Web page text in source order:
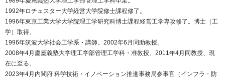
1992年ロチェスター大学経営大学院修士課程修了。
1996年東京工業大学大学院理工学研究科博士課程経営工学専攻修了。博士（工
学）取得。
1996年筑波大学社会工学系・講師。2002年6月同助教授。
2008年4月慶應義塾大学理工学部管理工学科・准教授。2011年4月同教授、現
在に至る。
2023年4月内閣府 科学技術・イノベーション推進事務局参事官（インフラ・防